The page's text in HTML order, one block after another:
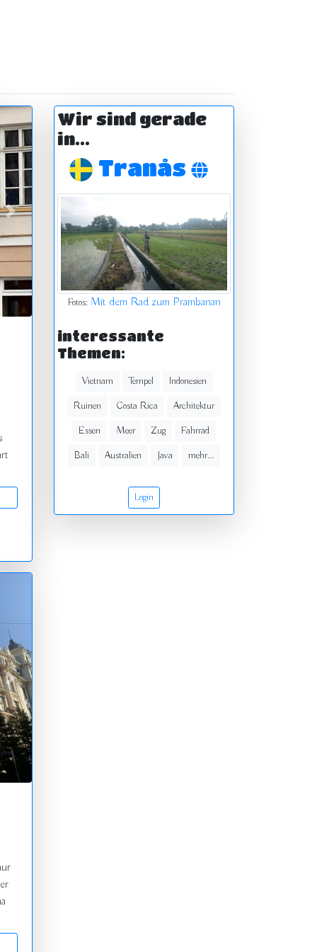
vor
vor
Wir sind gerade
in...
Tranås
Fotos: Mit dem Rad zum Prambanan
interessante
Themen:
Vietnam Tempel
Indonesien
Ruinen
Costa Rica
Architektur
Essen
Meer Zug
Fahrrad
Bali
Australien Java mehr...
Login